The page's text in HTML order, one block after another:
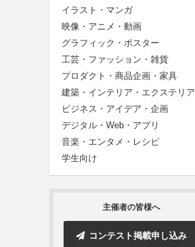
イラスト・マンガ
映像・アニメ・動画
グラフィック・ポスター
工芸・ファッション・雑貨
プロダクト・商品企画・家具
建築・インテリア・エクステリア
ビジネス・アイデア・企画
デジタル・Web・アプリ
音楽・エンタメ・レシピ
学生向け
主催者の皆様へ
コンテスト掲載申し込み